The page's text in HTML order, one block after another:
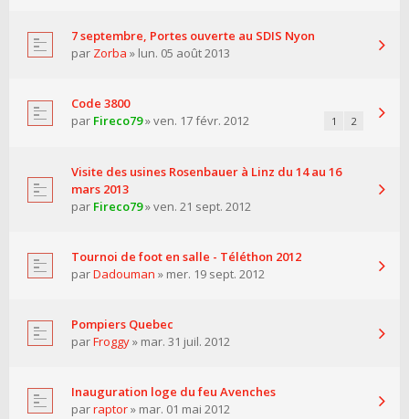
7 septembre, Portes ouverte au SDIS Nyon
par Zorba » lun. 05 août 2013
Code 3800
par Fireco79» ven. 17 févr. 2012 1 2
Visite des usines Rosenbauer à Linz du 14 au 16
mars 2013
par Fireco79» ven. 21 sept. 2012
Tournoi de foot en salle - Téléthon 2012
parDadouman » mer. 19 sept. 2012
Pompiers Quebec
parFroggy» mar. 31 juil. 2012
Inauguration loge du feu Avenches
parraptor» mar. 01 mai 2012